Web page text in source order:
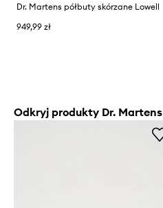
Dr. Martens półbuty skórzane Lowell
949,99 zł
Odkryj produkty Dr. Martens